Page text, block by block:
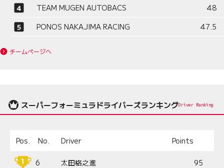
TEAM MUGEN AUTOBACS
48
PONOS NAKAJIMA RACING
47.5
チームページへ
スーパーフォーミュラドライバーズランキングDriver Ranking
Pos. No. Driver Points
6 太田格之進 95